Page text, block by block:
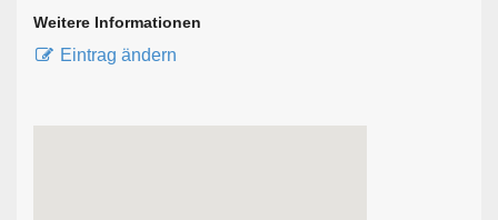
Weitere Informationen
Eintrag ändern